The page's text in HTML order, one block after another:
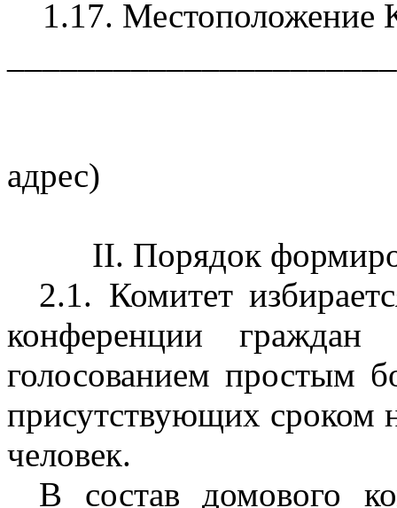
1.17. Местоположение
адрес)
II. Порядок
2.1. Комитет
конференции
голосованием простым
присутствующих сроком
человек.
В состав домового